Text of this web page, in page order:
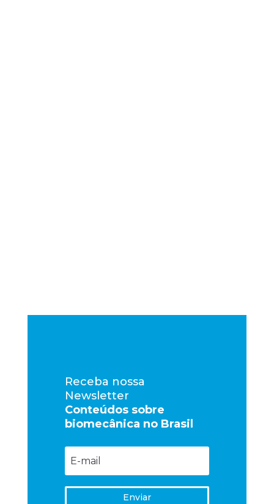
Receba nossa
Newsletter
Conteúdos sobre
biomecânica no Brasil
Enviar